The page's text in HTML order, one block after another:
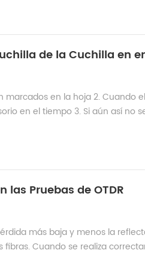
de la Cuchilla en
marcados en la hoja 2.
en el tiempo 3. Si aún así no
las Pruebas de OTDR
más baja y menos la
Cuando se realiza